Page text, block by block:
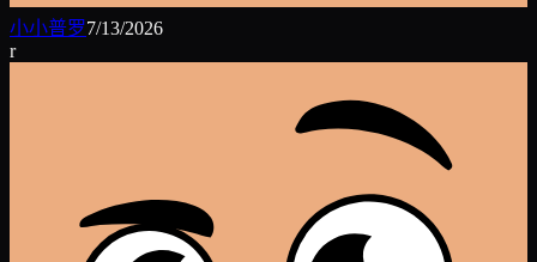
小小普罗7/13/2026
r